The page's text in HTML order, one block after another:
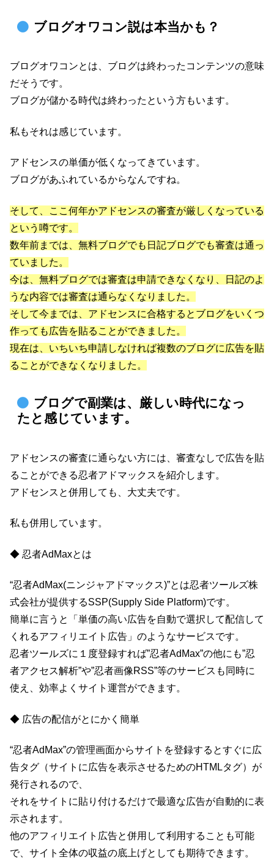
ブログオワコン説は本当かも？
ブログオワコンとは、ブログは終わったコンテンツの意味
だそうです。
ブログが儲かる時代は終わったという方もいます。
私もそれは感じています。
アドセンスの単価が低くなってきています。
ブログがあふれているからなんですね。
そして、ここ何年かアドセンスの審査が厳しくなっている
という噂です。
数年前までは、無料ブログでも日記ブログでも審査は通っ
ていました。
今は、無料ブログでは審査は申請できなくなり、日記のよ
うな内容では審査は通らなくなりました。
そして今までは、アドセンスに合格するとブログをいくつ
作っても広告を貼ることができました。
現在は、いちいち申請しなければ複数のブログに広告を貼
ることができなくなりました。
ブログで副業は、厳しい時代になっ
たと感じています。
アドセンスの審査に通らない方には、審査なしで広告を貼
ることができる忍者アドマックスを紹介します。
アドセンスと併用しても、大丈夫です。
私も併用しています。
◆ 忍者AdMaxとは
“忍者AdMax(ニンジャアドマックス)”とは忍者ツールズ株
式会社が提供するSSP(Supply Side Platform)です。
簡単に言うと「単価の高い広告を自動で選択して配信して
くれるアフィリエイト広告」のようなサービスです。
忍者ツールズに１度登録すれば”忍者AdMax”の他にも”忍
者アクセス解析”や”忍者画像RSS”等のサービスも同時に
使え、効率よくサイト運営ができます。
◆ 広告の配信がとにかく簡単
“忍者AdMax”の管理画面からサイトを登録するとすぐに広
告タグ（サイトに広告を表示させるためのHTMLタグ）が
発行されるので、
それをサイトに貼り付けるだけで最適な広告が自動的に表
示されます。
他のアフィリエイト広告と併用して利用することも可能
で、サイト全体の収益の底上げとしても期待できます。